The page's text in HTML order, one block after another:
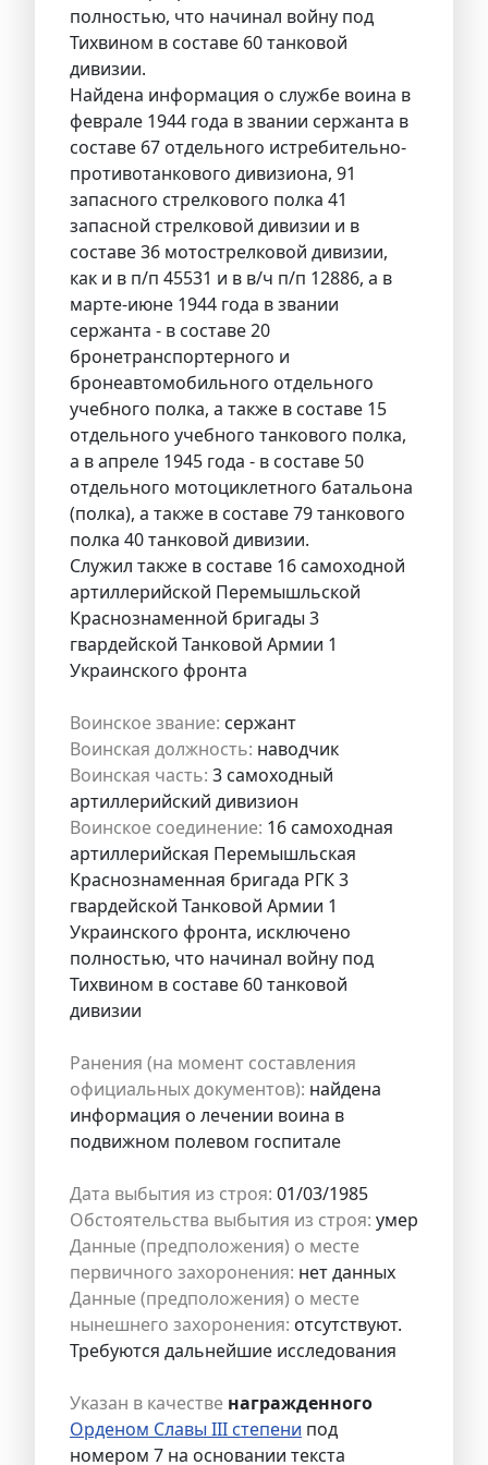
полностью, что начинал войну под
Тихвином в составе 60 танковой
дивизии.
Найдена информация о службе воина в
феврале 1944 года в звании сержанта в
составе 67 отдельного истребительно-
противотанкового дивизиона, 91
запасного стрелкового полка 41
запасной стрелковой дивизии и в
составе 36 мотострелковой дивизии,
как и в п/п 45531 и в в/ч п/п 12886, а в
марте-июне 1944 года в звании
сержанта - в составе 20
бронетранспортерного и
бронеавтомобильного отдельного
учебного полка, а также в составе 15
отдельного учебного танкового полка,
а в апреле 1945 года - в составе 50
отдельного мотоциклетного батальона
(полка), а также в составе 79 танкового
полка 40 танковой дивизии.
Служил также в составе 16 самоходной
артиллерийской Перемышльской
Краснознаменной бригады 3
гвардейской Танковой Армии 1
Украинского фронта
Воинское звание: сержант
Воинская должность: наводчик
Воинская часть: 3 самоходный
артиллерийский дивизион
Воинское соединение: 16 самоходная
артиллерийская Перемышльская
Краснознаменная бригада РГК 3
гвардейской Танковой Армии 1
Украинского фронта, исключено
полностью, что начинал войну под
Тихвином в составе 60 танковой
дивизии
Ранения (на момент составления
официальных документов): найдена
информация о лечении воина в
подвижном полевом госпитале
Дата выбытия из строя: 01/03/1985
Обстоятельства выбытия из строя: умер
Данные (предположения) о месте
первичного захоронения: нет данных
Данные (предположения) о месте
нынешнего захоронения: отсутствуют.
Требуются дальнейшие исследования
Указан в качестве награжденного
Орденом Славы III степени под
номером 7 на основании текста